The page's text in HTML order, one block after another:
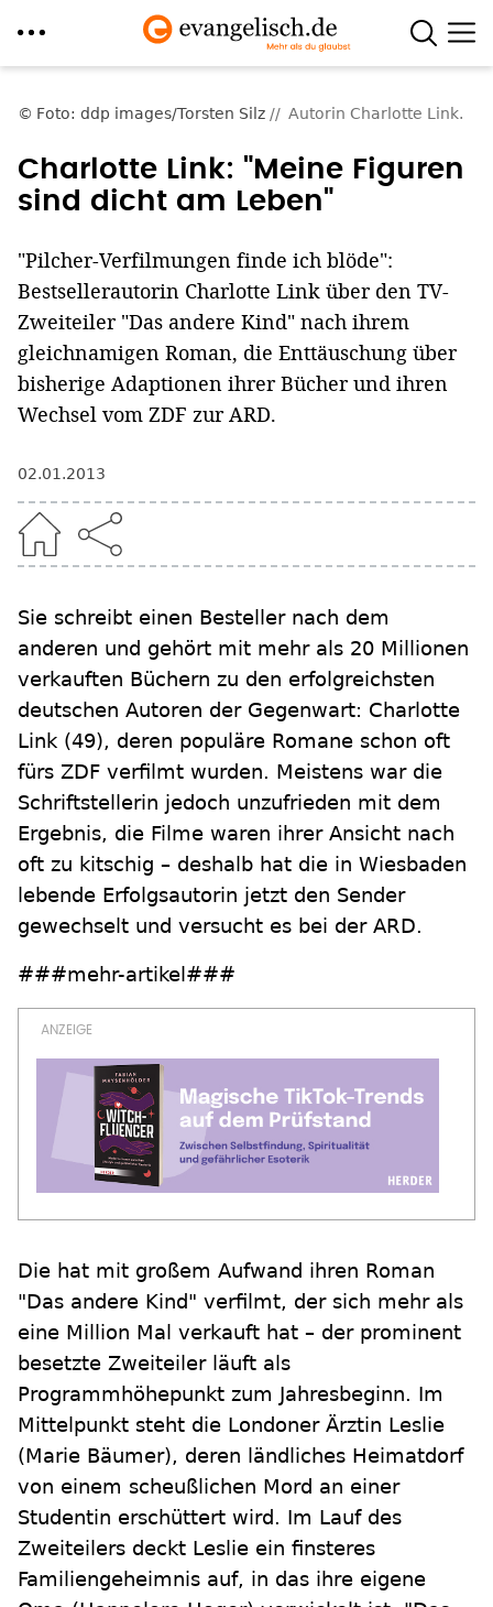
zumFoto: ddp images/Torsten Silz Autorin Charlotte Link.
Charlotte Link: "Meine Figuren
sind dicht am Leben"
"Pilcher-Verfilmungen finde ich blöde":
Bestsellerautorin Charlotte Link über den TV-
Zweiteiler "Das andere Kind" nach ihrem
gleichnamigen Roman, die Enttäuschung über
bisherige Adaptionen ihrer Bücher und ihren
Wechsel vom ZDF zur ARD.
02.01.2013
Sie schreibt einen Besteller nach dem
anderen und gehört mit mehr als 20 Millionen
verkauften Büchern zu den erfolgreichsten
deutschen Autoren der Gegenwart: Charlotte
Link (49), deren populäre Romane schon oft
fürs ZDF verfilmt wurden. Meistens war die
Schriftstellerin jedoch unzufrieden mit dem
Ergebnis, die Filme waren ihrer Ansicht nach
oft zu kitschig – deshalb hat die in Wiesbaden
lebende Erfolgsautorin jetzt den Sender
gewechselt und versucht es bei der ARD.
###mehr-artikel###
Die hat mit großem Aufwand ihren Roman
"Das andere Kind" verfilmt, der sich mehr als
eine Million Mal verkauft hat – der prominent
besetzte Zweiteiler läuft als
Programmhöhepunkt zum Jahresbeginn. Im
Mittelpunkt steht die Londoner Ärztin Leslie
(Marie Bäumer), deren ländliches Heimatdorf
von einem scheußlichen Mord an einer
Studentin erschüttert wird. Im Lauf des
Zweiteilers deckt Leslie ein finsteres
Familiengeheimnis auf, in das ihre eigene